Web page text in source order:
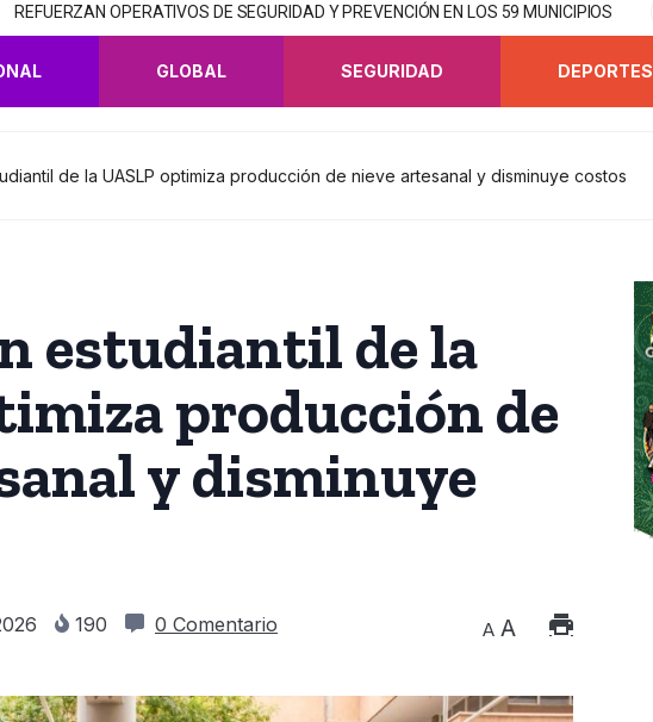
REFUERZAN OPERATIVOS DE SEGURIDAD Y PREVENCIÓN EN LOS 59 MUNICIPIOS
GLOBAL SEGURIDAD DEPORTES
de la UASLP optimiza producción de nieve artesanal y disminuye costos
estudiantil de la
producción de
y disminuye
190 0 Comentario A A